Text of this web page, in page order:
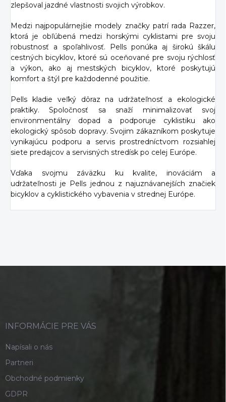
zlepšoval jazdné vlastnosti svojich výrobkov.
Medzi najpopulárnejšie modely značky patrí rada Razzer,
ktorá je obľúbená medzi horskými cyklistami pre svoju
robustnosť a spoľahlivosť. Pells ponúka aj širokú škálu
cestných bicyklov, ktoré sú oceňované pre svoju rýchlosť
a výkon, ako aj mestských bicyklov, ktoré poskytujú
komfort a štýl pre každodenné použitie.
Pells kladie veľký dôraz na udržateľnosť a ekologické
praktiky. Spoločnosť sa snaží minimalizovať svoj
environmentálny dopad a podporuje cyklistiku ako
ekologický spôsob dopravy. Svojim zákazníkom poskytuje
vynikajúcu podporu a servis prostredníctvom rozsiahlej
siete predajcov a servisných stredísk po celej Európe.
Vďaka svojmu záväzku ku kvalite, inováciám a
udržateľnosti je Pells jednou z najuznávanejších značiek
bicyklov a cyklistického vybavenia v strednej Európe.
INFORMÁCIE PRE VÁS
Napísali o nás
Partneri
Obchodné podmienky
GDPR